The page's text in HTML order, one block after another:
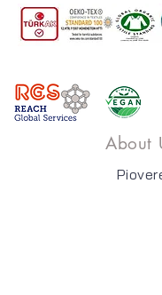
Mukameveti) :
COT - %84 PES
Chenille(Şönil)
About